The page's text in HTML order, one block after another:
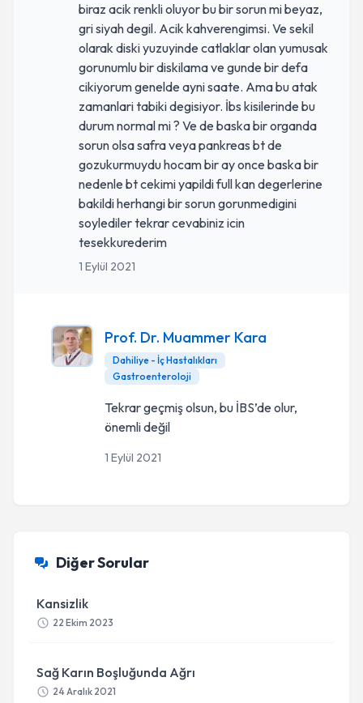
biraz acik renkli oluyor bu bir sorun mi beyaz,
gri siyah degil. Acik kahverengimsi. Ve sekil
olarak diski yuzuyinde catlaklar olan yumusak
gorunumlu bir diskilama ve gunde bir defa
cikiyorum genelde ayni saate. Ama bu atak
zamanlari tabiki degisiyor. İbs kisilerinde bu
durum normal mi ? Ve de baska bir organda
sorun olsa safra veya pankreas bt de
gozukurmuydu hocam bir ay once baska bir
nedenle bt cekimi yapildi full kan degerlerine
bakildi herhangi bir sorun gorunmedigini
soylediler tekrar cevabiniz icin
tesekkurederim
1 Eylül 2021
Prof. Dr. Muammer Kara
Dahiliye - İç Hastalıkları
Gastroenteroloji
Tekrar geçmiş olsun, bu İBS’de olur,
önemli değil
1 Eylül 2021
Diğer Sorular
Kansizlik
22 Ekim 2023
Sağ Karın Boşluğunda Ağrı
24 Aralık 2021